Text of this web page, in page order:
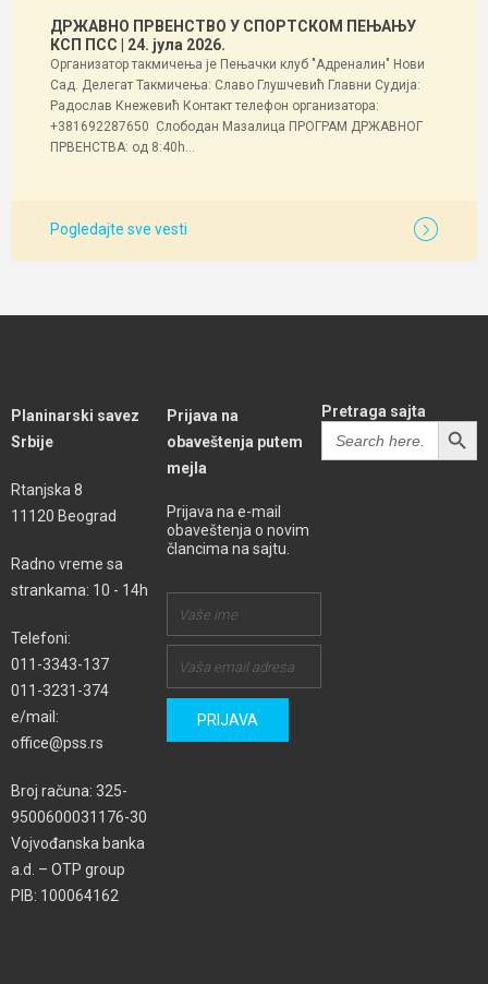
ДРЖАВНО ПРВЕНСТВО У СПОРТСКОМ ПЕЊАЊУ
КСП ПСС
| 24. јула 2026.
Организатор такмичења је Пењачки клуб "Адреналин" Нови
Сад. Делегат Такмичења: Славо Глушчевић Главни Судија:
Радослав Кнежевић Контакт телефон организатора:
+381692287650 Слободан Мазалица ПРОГРАМ ДРЖАВНОГ
ПРВЕНСТВА: од 8:40h...
Pogledajte sve vesti
Planinarski savez
Srbije
Rtanjska 8
11120 Beograd
Radno vreme sa
strankama: 10 - 14h
Telefoni:
011-3343-137
011-3231-374
e/mail:
office@pss.rs
Broj računa: 325-
9500600031176-30
Vojvođanska banka
a.d. – OTP group
PIB: 100064162
Prijava na
obaveštenja putem
mejla
Prijava na e-mail
obaveštenja o novim
člancima na sajtu.
Pretraga sajta
Search
for:
SEARCH